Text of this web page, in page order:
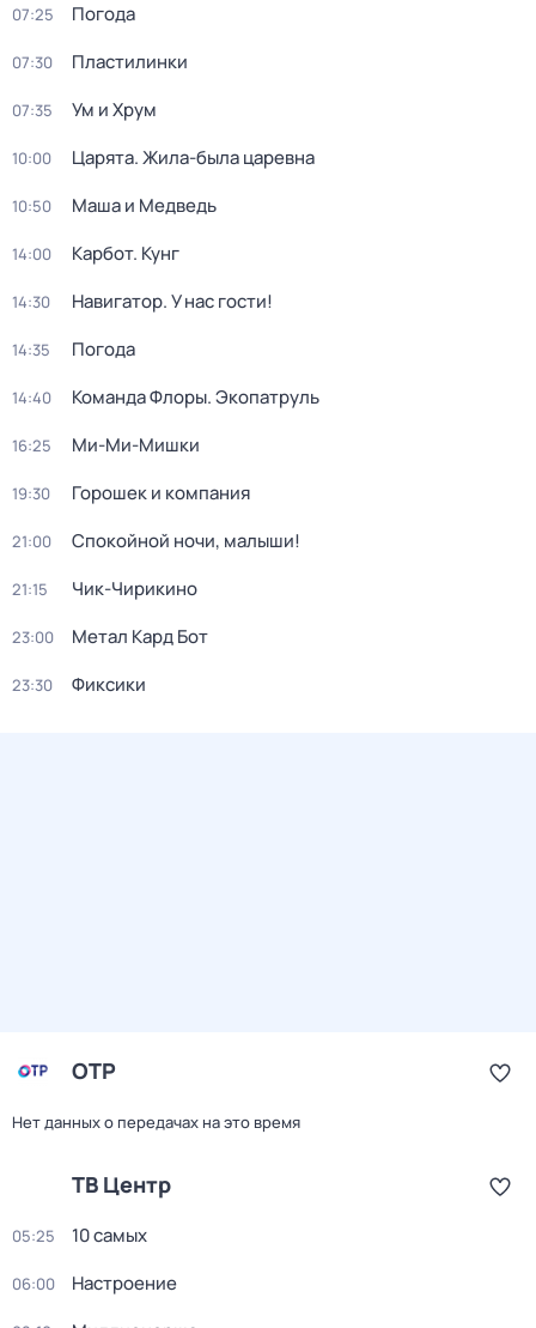
07:25 Погода
07:30 Пластилинки
07:35 Ум и Хрум
10:00 Царята. Жила-была царевна
10:50 Маша и Медведь
14:00 Карбот. Кунг
14:30 Навигатор. У нас гости!
14:35 Погода
14:40 Команда Флоры. Экопатруль
16:25 Ми-Ми-Мишки
19:30 Горошек и компания
21:00 Спокойной ночи, малыши!
21:15 Чик-Чирикино
23:00 Метал Кард Бот
23:30 Фиксики
ОТР
Нет данных о передачах на это время
ТВ Центр
05:25 10 самых
06:00 Настроение